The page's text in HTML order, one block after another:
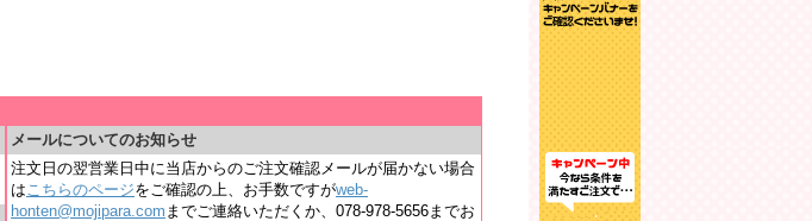
メールについてのお知らせ
注文日の翌営業日中に当店からのご注文確認メールが届かない場合
はこちらのページをご確認の上、お手数ですがweb-
honten@mojipara.com までご連絡いただくか、078-978-5656までお